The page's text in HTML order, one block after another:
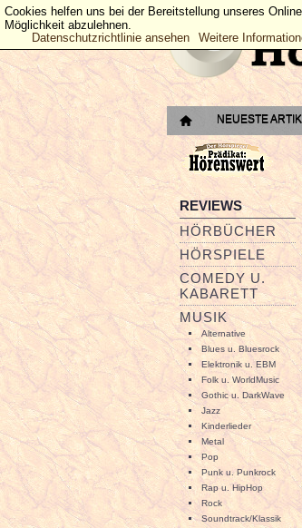
NEUESTE
REVIEWS
HÖRBÜCHER
HÖRSPIELE
COMEDY U.
KABARETT
MUSIK
Alternative
Blues u. Bluesrock
Elektronik u. EBM
Folk u. WorldMusic
Gothic u. DarkWave
Jazz
Kinderlieder
Metal
Pop
Punk u. Punkrock
Rap u. HipHop
Rock
Soundtrack/Klassik
Cookies helfen uns bei der Bereitstellung unseres
Möglichkeit abzulehnen.
Datenschutzrichtlinie ansehen
Weitere